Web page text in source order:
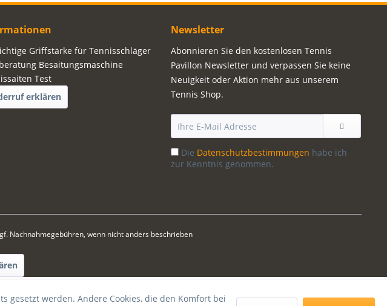
Griffstärke für Tennisschläger
Besaitungsmaschine
Test
erklären
Newsletter
Abonnieren Sie den kostenlosen Tennis
Pavillon Newsletter und verpassen Sie keine
Neuigkeit oder Aktion mehr aus unserem
Tennis Shop.
Die Datenschutzbestimmungen habe ich
zur Kenntnis genommen.
Nachnahmegebühren, wenn nicht anders beschrieben
gesetzt werden. Andere Cookies, die den Komfort bei